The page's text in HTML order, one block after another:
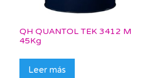
QH QUANTOL TEK 3412 M
45Kg
Leer más